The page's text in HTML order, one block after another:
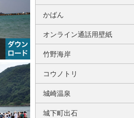
かばん
オンライン通話用壁紙
竹野海岸
コウノトリ
城崎温泉
城下町出石